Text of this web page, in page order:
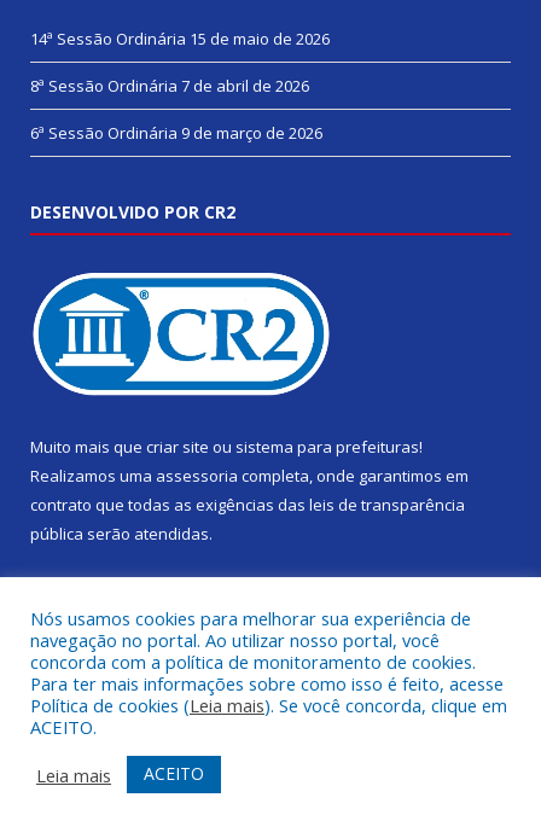
14ª Sessão Ordinária 15 de maio de 2026
8ª Sessão Ordinária 7 de abril de 2026
6ª Sessão Ordinária 9 de março de 2026
DESENVOLVIDO POR CR2
Muito mais que criar site ou sistema para prefeituras!
Realizamos uma assessoria completa, onde garantimos em
contrato que todas as exigências das leis de transparência
pública serão atendidas.
Todos os direitos reservados a Câmara Municipal de Gurupá.
Mapa do Site
Acessar Área Administrativa
Acessar Webmail
Nós usamos cookies para melhorar sua experiência de
navegação no portal. Ao utilizar nosso portal, você
concorda com a política de monitoramento de cookies.
Para ter mais informações sobre como isso é feito, acesse
Política de cookies (Leia mais). Se você concorda, clique em
ACEITO.
Leia mais
ACEITO